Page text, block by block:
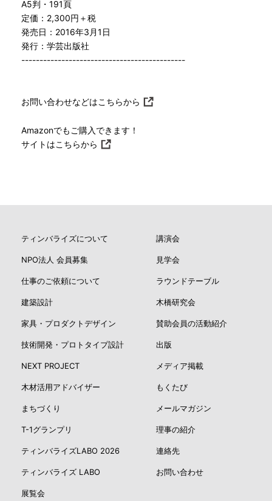
A5判・191頁
定価：2,300円＋税
発売日：2016年3月1日
発行：学芸出版社
---------------------------------------------
お問い合わせなどはこちらから
Amazonでもご購入できます！
サイトはこちらから
ティンバライズについて
NPO法人 会員募集
仕事のご依頼について
建築設計
家具・プロダクトデザイン
技術開発・プロトタイプ設計
NEXT PROJECT
木材活用アドバイザー
まちづくり
T-1グランプリ
ティンバライズLABO 2026
ティンバライズ LABO
展覧会
講演会
見学会
ラウンドテーブル
木橋研究会
賛助会員の活動紹介
出版
メディア掲載
もくたび
メールマガジン
理事の紹介
連絡先
お問い合わせ